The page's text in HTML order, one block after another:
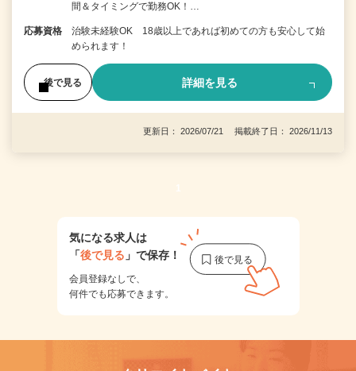
間＆タイミングで勤務OK！…
応募資格
治験未経験OK 18歳以上であれば初めての方も安心して始
められます！
後で見る 詳細を見る
更新日： 2026/07/21 掲載終了日： 2026/11/13
1
気になる求人は
「後で見る 」で保存！
会員登録なしで、
何件でも応募できます。